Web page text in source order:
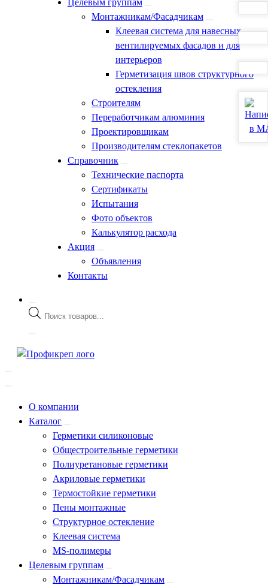
Целевым группам
Монтажникам/Фасадчикам
Клеевая система для навесных
вентилируемых фасадов и для
интерьеров
Герметизация швов структурного
остекления
Строителям
Переработчикам алюминия
Проектировщикам
Производителям стеклопакетов
Справочник
Технические паспорта
Сертификаты
Испытания
Фото объектов
Калькулятор расхода
Акция
Объявления
Контакты
Поиск
О компании
Каталог
Герметики силиконовые
Общестроительные герметики
Полиуретановые герметики
Акриловые герметики
Термостойкие герметики
Пены монтажные
Структурное остекление
Клеевая система
MS-полимеры
Целевым группам
Монтажникам/Фасадчикам